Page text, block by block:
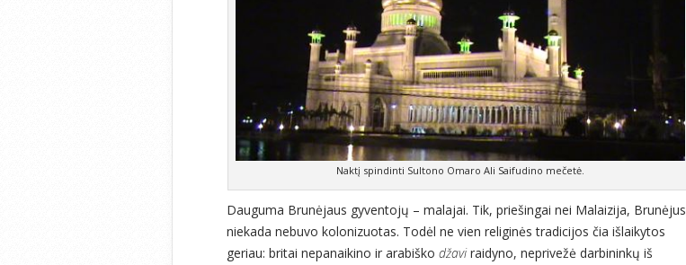
Naktį spindinti Sultono Omaro Ali Saifudino mečetė.
Dauguma Brunėjaus gyventojų – malajai. Tik, priešingai nei Malaizija, Brunėjus
niekada nebuvo kolonizuotas. Todėl ne vien religinės tradicijos čia išlaikytos
geriau: britai nepanaikino ir arabiško džaviraidyno, neprivežė darbininkų iš